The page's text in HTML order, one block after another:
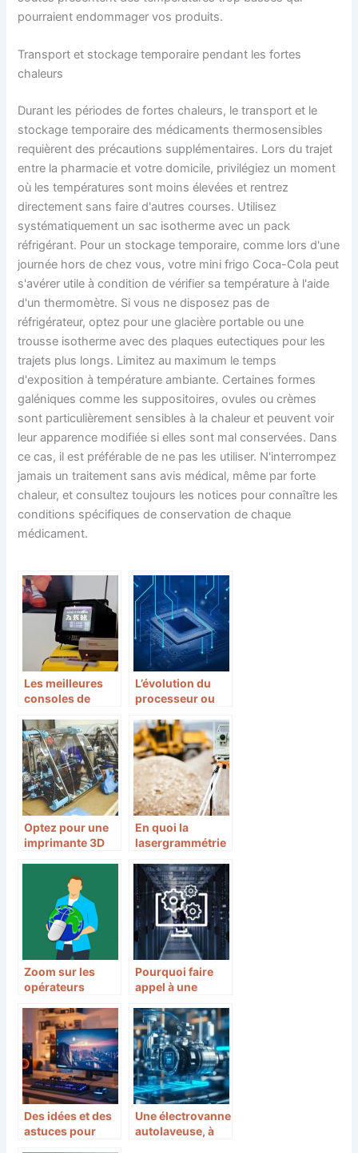
pourraient endommager vos produits.
Transport et stockage temporaire pendant les fortes
chaleurs
Durant les périodes de fortes chaleurs, le transport et le
stockage temporaire des médicaments thermosensibles
requièrent des précautions supplémentaires. Lors du trajet
entre la pharmacie et votre domicile, privilégiez un moment
où les températures sont moins élevées et rentrez
directement sans faire d'autres courses. Utilisez
systématiquement un sac isotherme avec un pack
réfrigérant. Pour un stockage temporaire, comme lors d'une
journée hors de chez vous, votre mini frigo Coca-Cola peut
s'avérer utile à condition de vérifier sa température à l'aide
d'un thermomètre. Si vous ne disposez pas de
réfrigérateur, optez pour une glacière portable ou une
trousse isotherme avec des plaques eutectiques pour les
trajets plus longs. Limitez au maximum le temps
d'exposition à température ambiante. Certaines formes
galéniques comme les suppositoires, ovules ou crèmes
sont particulièrement sensibles à la chaleur et peuvent voir
leur apparence modifiée si elles sont mal conservées. Dans
ce cas, il est préférable de ne pas les utiliser. N'interrompez
jamais un traitement sans avis médical, même par forte
chaleur, et consultez toujours les notices pour connaître les
conditions spécifiques de conservation de chaque
médicament.
Les meilleures
consoles de
video
L’évolution du
processeur ou
l’ordinateur
Optez pour une
imprimante 3D
votre créativité
En quoi la
lasergrammétrie
importante ?
Zoom sur les
opérateurs
réseaux et
télécoms
Pourquoi faire
appel à une
infogérance ? 3
avantages clés
Des idées et des
astuces pour
Une électrovanne
autolaveuse, à